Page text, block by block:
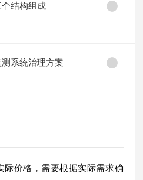
结构组成
系统治理方案
际价格，需要根据实际需求确